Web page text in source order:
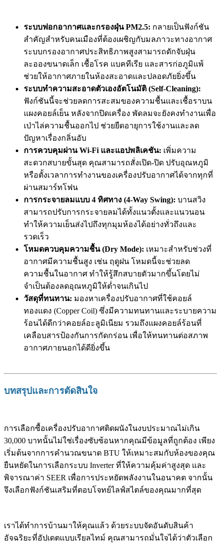
ระบบฟอกอากาศและกรองฝุ่น PM2.5: กลายเป็นฟังก์ชัน
สำคัญสำหรับคนเมืองที่ต้องเผชิญกับมลภาวะทางอากาศ
ระบบกรองอากาศประสิทธิภาพสูงสามารถดักจับฝุ่น
ละอองขนาดเล็ก เชื้อโรค แบคทีเรีย และสารก่อภูมิแพ้
ช่วยให้อากาศภายในห้องสะอาดและปลอดภัยยิ่งขึ้น
ระบบทำความสะอาดตัวเองอัตโนมัติ (Self-Cleaning):
ฟังก์ชันนี้จะช่วยลดการสะสมของความชื้นและเชื้อราบน
แผงคอยล์เย็น หลังจากปิดเครื่อง พัดลมจะยังคงทำงานเพื่อ
เป่าไล่ความชื้นออกไป ช่วยยืดอายุการใช้งานและลด
ปัญหาเรื่องกลิ่นอับ
การควบคุมผ่าน Wi-Fi และแอปพลิเคชัน: เพิ่มความ
สะดวกสบายขั้นสุด คุณสามารถสั่งเปิด-ปิด ปรับอุณหภูมิ
หรือตั้งเวลาการทำงานของเครื่องปรับอากาศได้จากทุกที่
ผ่านสมาร์ทโฟน
การกระจายลมแบบ 4 ทิศทาง (4-Way Swing): บานสวิง
สามารถปรับการกระจายลมได้ทั้งแนวตั้งและแนวนอน
ทำให้ความเย็นส่งไปถึงทุกมุมห้องได้อย่างทั่วถึงและ
รวดเร็ว
โหมดควบคุมความชื้น (Dry Mode): เหมาะสำหรับช่วงที่
อากาศมีความชื้นสูง เช่น ฤดูฝน โหมดนี้จะช่วยลด
ความชื้นในอากาศ ทำให้รู้สึกสบายตัวมากขึ้นโดยไม่
จำเป็นต้องลดอุณหภูมิให้ต่ำจนเกินไป
วัสดุที่ทนทาน: มองหาเครื่องปรับอากาศที่ใช้คอยล์
ทองแดง (Copper Coil) ซึ่งมีความทนทานและระบายความ
ร้อนได้ดีกว่าคอยล์อะลูมิเนียม รวมถึงแผงคอยล์ร้อนที่
เคลือบสารป้องกันการกัดกร่อน เพื่อให้ทนทานต่อสภาพ
อากาศภายนอกได้ดียิ่งขึ้น
บทสรุปและการตัดสินใจ
การเลือกซื้อเครื่องปรับอากาศติดผนังในงบประมาณไม่เกิน
30,000 บาทนั้นไม่ใช่เรื่องซับซ้อนหากคุณมีข้อมูลที่ถูกต้อง เพียง
เริ่มต้นจากการคำนวณขนาด BTU ให้เหมาะสมกับห้องของคุณ
ยืนหยัดในการเลือกระบบ Inverter ที่ให้ความคุ้มค่าสูงสุด และ
พิจารณาค่า SEER เพื่อการประหยัดพลังงานในอนาคต จากนั้น
จึงเลือกฟังก์ชันเสริมที่ตอบโจทย์ไลฟ์สไตล์ของคุณมากที่สุด
เราได้ทำการบ้านมาให้คุณแล้ว ด้วยระบบจัดอันดับสินค้า
อัจฉริยะที่อัปเดตแบบเรียลไทม์ คุณสามารถมั่นใจได้ว่าตัวเลือก